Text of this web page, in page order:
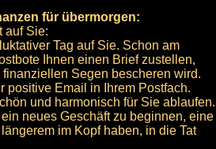
für übermorgen:
auf Sie:
Tag auf Sie. Schon am
Ihnen einen Brief zustellen,
Segen bescheren wird.
positive Email in Ihrem Postfach.
und harmonisch für Sie ablaufen.
neues Geschäft zu beginnen, eine
im Kopf haben, in die Tat